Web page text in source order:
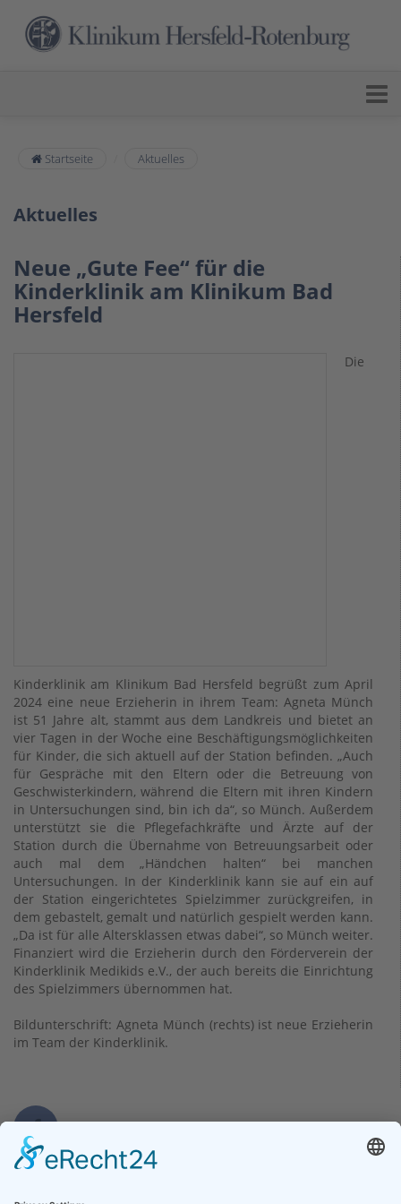
Startseite Aktuelles
Aktuelles
Neue „Gute Fee“ für die
Kinderklinik am Klinikum Bad
Hersfeld
Die
Kinderklinik am Klinikum Bad Hersfeld begrüßt zum April
2024 eine neue Erzieherin in ihrem Team: Agneta Münch
ist 51 Jahre alt, stammt aus dem Landkreis und bietet an
vier Tagen in der Woche eine Beschäftigungsmöglichkeiten
für Kinder, die sich aktuell auf der Station befinden. „Auch
für Gespräche mit den Eltern oder die Betreuung von
Geschwisterkindern, während die Eltern mit ihren Kindern
in Untersuchungen sind, bin ich da“, so Münch. Außerdem
unterstützt sie die Pflegefachkräfte und Ärzte auf der
Station durch die Übernahme von Betreuungsarbeit oder
auch mal dem „Händchen halten“ bei manchen
Untersuchungen. In der Kinderklinik kann sie auf ein auf
der Station eingerichtetes Spielzimmer zurückgreifen, in
dem gebastelt, gemalt und natürlich gespielt werden kann.
„Da ist für alle Altersklassen etwas dabei“, so Münch weiter.
Finanziert wird die Erzieherin durch den Förderverein der
Kinderklinik Medikids e.V., der auch bereits die Einrichtung
des Spielzimmers übernommen hat.
Bildunterschrift: Agneta Münch (rechts) ist neue Erzieherin
im Team der Kinderklinik.